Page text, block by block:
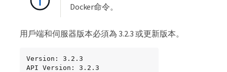
Docker命令。
用戶端和伺服器版本必須為 3.2.3 或更新版本。
Version: 3.2.3
API Version: 3.2.3